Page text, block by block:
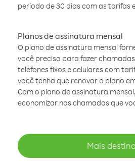
período de 30 dias com as tarifas
Planos de assinatura mensal
O plano de assinatura mensal
você precisa para fazer
telefones fixos e celulares com
você tenha que renovar o plano
Com o plano de assinatura
economizar nas chamadas que
Mais